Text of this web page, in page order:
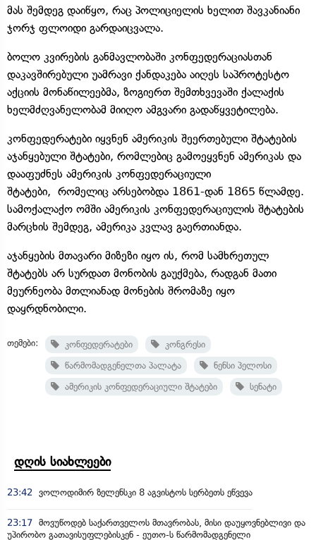
მას შემდეგ დაიწყო, რაც პოლიციელის ხელით შავკანიანი
ჯორჯ ფლოიდი გარდაიცვალა.
ბოლო კვირების განმავლობაში კონფედერაციასთან
დაკავშირებული უამრავი ქანდაკება აიღეს საპროტესტო
აქციის მონაწილეებმა, ზოგიერთ შემთხვევაში ქალაქის
ხელმძღვანელობამ მიიღო ამგვარი გადაწყვეტილება.
კონფედერატები იყვნენ ამერიკის შეერთებული შტატების
აჯანყებული შტატები, რომლებიც გამოეყვნენ ამერიკას და
დააფუძნეს ამერიკის კონფედერაციული
შტატები, რომელიც არსებობდა 1861-დან 1865 წლამდე.
სამოქალაქო ომში ამერიკის კონფედერაციულის შტატების
მარცხის შემდეგ, ამერიკა კვლავ გაერთიანდა.
აჯანყების მთავარი მიზეზი იყო ის, რომ სამხრეთულ
შტატებს არ სურდათ მონობის გაუქმება, რადგან მათი
მეურნეობა მთლიანად მონების შრომაზე იყო
დაყრდნობილი.
თემები: კონფედერატები
კონგრესი
წარმომადგენელთა პალატა
ნენსი პელოსი
ამერიკის კონფედერაციული შტატები
სენატი
დღის სიახლეები
23:42 ვოლოდიმირ ზელენსკი 8 აგვისტოს სერბეთს ეწვევა
23:17 მოვუწოდებ საქართველოს მთავრობას, მისი დაუყოვნებლივი და
უპირობო გათავისუფლებისკენ - ეუთო-ს წარმომადგენელი